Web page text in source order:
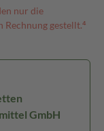
nur die
Rechnung gestellt.⁴
GmbH